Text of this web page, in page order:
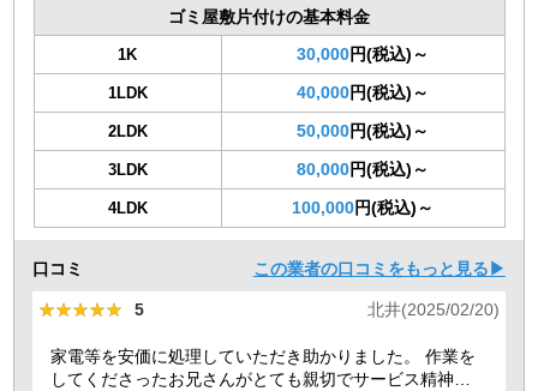
ゴミ屋敷片付けの基本料金
1K 30,000円(税込)～
1LDK 40,000円(税込)～
2LDK 50,000円(税込)～
3LDK 80,000円(税込)～
4LDK 100,000円(税込)～
口コミ この業者の口コミをもっと見る▶
★★★★★
★★★★★ 5 北井(2025/02/20)
家電等を安価に処理していただき助かりました。 作業を
してくださったお兄さんがとても親切でサービス精神溢